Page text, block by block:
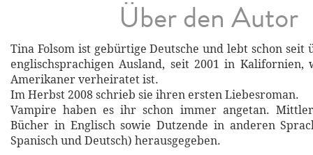
Über den Autor
Tina Folsom ist gebürtige Deutsche und lebt schon seit
englischsprachigen Ausland, seit 2001 in
Amerikaner verheiratet ist.
Im Herbst 2008 schrieb sie ihren ersten Liebesroman.
Vampire haben es ihr schon immer angetan.
Bücher in Englisch sowie Dutzende in anderen
Spanisch und Deutsch) herausgegeben.